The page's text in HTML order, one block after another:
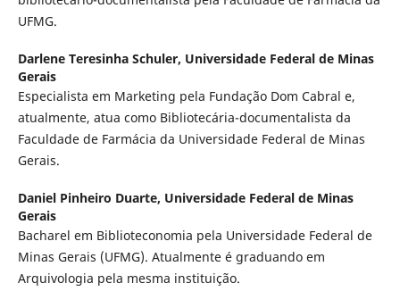
UFMG.
Darlene Teresinha Schuler, Universidade Federal de Minas
Gerais
Especialista em Marketing pela Fundação Dom Cabral e,
atualmente, atua como Bibliotecária-documentalista da
Faculdade de Farmácia da Universidade Federal de Minas
Gerais.
Daniel Pinheiro Duarte, Universidade Federal de Minas
Gerais
Bacharel em Biblioteconomia pela Universidade Federal de
Minas Gerais (UFMG). Atualmente é graduando em
Arquivologia pela mesma instituição.